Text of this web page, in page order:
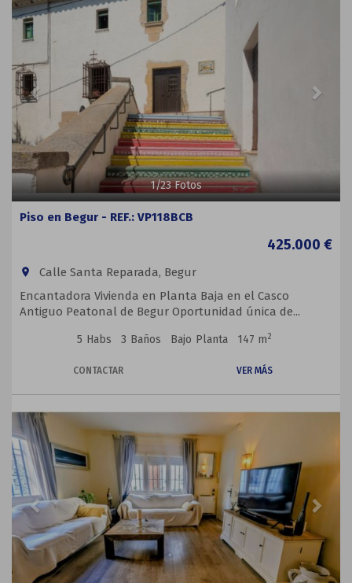
1/23Fotos
Piso en Begur - REF.: VP118BCB
425.000 €
room
Calle Santa Reparada, Begur
Encantadora Vivienda en Planta Baja en el Casco
Antiguo Peatonal de Begur Oportunidad única de...
5 Habs 3 Baños Bajo Planta 147 m2
CONTACTAR VER MÁS